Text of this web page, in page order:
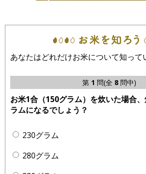
あなたはどれだけお米について知って
第 1 問(全 8問中)
お米1合（150グラム）を炊いた場合
ラムになるでしょう？
230グラム
280グラム